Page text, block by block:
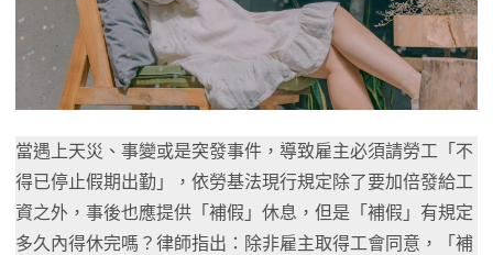
當遇上天災、事變或是突發事件，導致雇主必須請勞工「不
得已停止假期出勤」，依勞基法現行規定除了要加倍發給工
資之外，事後也應提供「補假」休息，但是「補假」有規定
多久內得休完嗎？律師指出：除非雇主取得工會同意，「補